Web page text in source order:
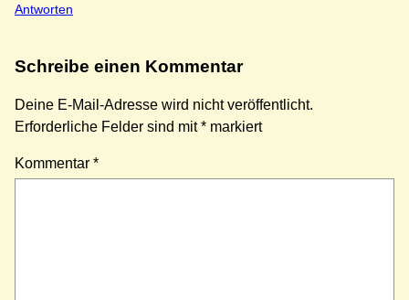
Antworten
Schreibe einen Kommentar
Deine E-Mail-Adresse wird nicht veröffentlicht.
Erforderliche Felder sind mit* markiert
Kommentar *